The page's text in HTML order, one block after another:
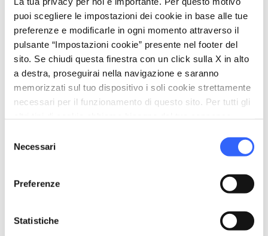
puoi scegliere le impostazioni dei cookie in base alle tue
preferenze e modificarle in ogni momento attraverso il
pulsante “Impostazioni cookie” presente nel footer del
sito. Se chiudi questa finestra con un click sulla X in alto
a destra, proseguirai nella navigazione e saranno
memorizzati sul tuo dispositivo i soli cookie strettamente
necessari per il funzionamento di questo sito. Per tutti gli
delNecessari
Preferenze
Statistiche
Rientrati a Greve, prima di raggiungere
nuovamente piazza Matteotti, potrete
ammirare la statua del “ Gallo ” eseguita dallo
scultoreBino Biniper celebrare l'unione e la
collaborazione tra tutti i comuni del Chianti
Classico.
Il sentiero “Sui passi di Niccolò da Uzzano” fa
parte della
Rete Escursionistica Chianti
che riunisce percorsi e itinerari dei
comuni del Chianti.